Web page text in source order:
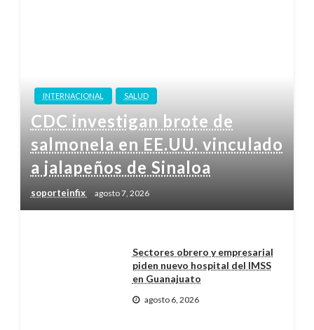
INTERNACIONAL SALUD
CDC investigan brote de
salmonela en EE.UU. vinculado
a jalapeños de Sinaloa
soporteinfix agosto 7, 2026
Sectores obrero y empresarial
piden nuevo hospital del IMSS
en Guanajuato
agosto 6, 2026